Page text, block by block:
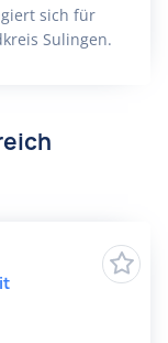
sich für
Sulingen.